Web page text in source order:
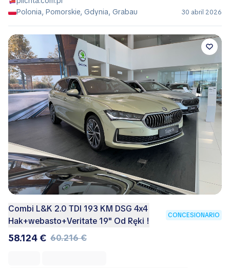
Polonia, Pomorskie, Gdynia, Grabau
30 abril 2026
Combi L&K 2.0 TDI 193 KM DSG 4x4
Hak+webasto+Veritate 19" Od Ręki !
CONCESIONARIO
58.124 € 60.216 €